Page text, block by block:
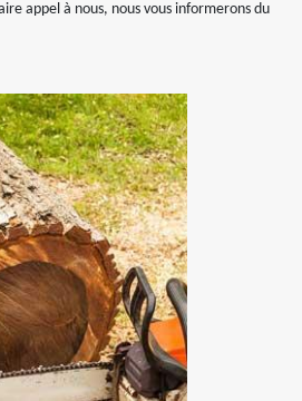
appel à nous, nous vous informerons du